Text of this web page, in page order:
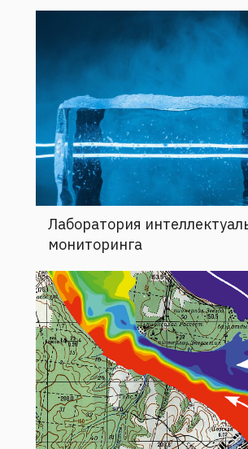
Лаборатория
мониторинга